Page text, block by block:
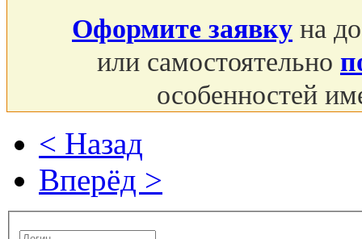
Оформите заявку на
или самостоятельно
особенностей
< Назад
Вперёд >